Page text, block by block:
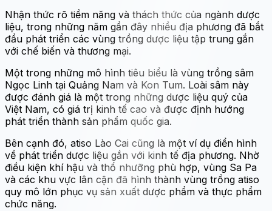
Nhận thức rõ tiềm năng và thách thức của ngành dược
liệu, trong những năm gần đây nhiều địa phương đã bắt
đầu phát triển các vùng trồng dược liệu tập trung gắn
với chế biến và thương mại.
Một trong những mô hình tiêu biểu là vùng trồng sâm
Ngọc Linh tại Quảng Nam và Kon Tum. Loài sâm này
được đánh giá là một trong những dược liệu quý của
Việt Nam, có giá trị kinh tế cao và được định hướng
phát triển thành sản phẩm quốc gia.
Bên cạnh đó, atiso Lào Cai cũng là một ví dụ điển hình
về phát triển dược liệu gắn với kinh tế địa phương. Nhờ
điều kiện khí hậu và thổ nhưỡng phù hợp, vùng Sa Pa
và các khu vực lân cận đã hình thành vùng trồng atiso
quy mô lớn phục vụ sản xuất dược phẩm và thực phẩm
chức năng.